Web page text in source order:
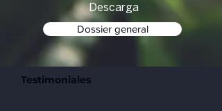
Descarga
Dossier general
Testimoniales